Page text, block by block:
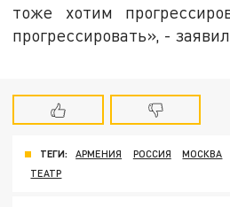
тоже хотим
прогрессировать», -
ТЕГИ: АРМЕНИЯ РОССИЯ МОСКВА
ТЕАТР